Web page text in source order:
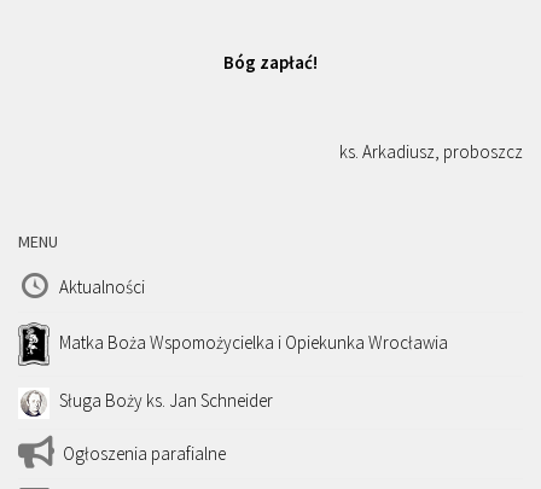
Bóg zapłać!
ks. Arkadiusz, proboszcz
MENU
Aktualności
Matka Boża Wspomożycielka i Opiekunka Wrocławia
Sługa Boży ks. Jan Schneider
Ogłoszenia parafialne